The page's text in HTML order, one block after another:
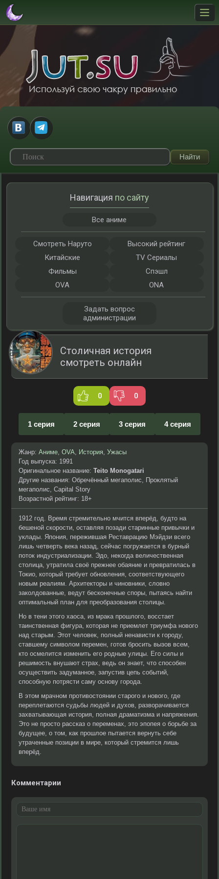
Столичная история
смотреть онлайн
0 0
1 серия 2 серия 3 серия 4 серия
Жанр: Аниме, OVA, История, Ужасы
Год выпуска: 1991
Оригинальное название: Teito Monogatari
Другие названия: Обречённый мегаполис, Проклятый
мегаполис, Capital Story
Возрастной рейтинг: 18+
1912 год. Время стремительно мчится вперёд, будто на
бешеной скорости, оставляя позади старинные привычки и
уклады. Япония, пережившая Реставрацию Мэйдзи всего
лишь четверть века назад, сейчас погружается в бурный
поток индустриализации. Эдо, некогда величественная
столица, утратила своё прежнее обаяние и превратилась в
Токио, который требует обновления, соответствующего
новым реалиям. Архитекторы и чиновники, словно
заколдованные, ведут бесконечные споры, пытаясь найти
оптимальный план для преобразования столицы.
Но в тени этого хаоса, из мрака прошлого, восстает
таинственная фигура, которая не приемлет триумфа нового
над старым. Этот человек, полный ненависти к городу,
ставшему символом перемен, готов бросить вызов всем,
кто осмелится изменить его родные улицы. Его силы и
решимость внушают страх, ведь он знает, что способен
осуществить задуманное, запустив цепь событий,
способную потрясти саму основу города.
В этом мрачном противостоянии старого и нового, где
переплетаются судьбы людей и духов, разворачивается
захватывающая история, полная драматизма и напряжения.
Это не просто рассказ о переменах, это эпопея о борьбе за
будущее, о том, как прошлое пытается вернуть себе
утраченные позиции в мире, который стремится лишь
вперёд.
Комментарии
Навигация по сайту
Все аниме
Смотреть Наруто
Высокий рейтинг
Китайские
TV Сериалы
Фильмы
Спэшл
OVA
ONA
Задать вопрос
администрации